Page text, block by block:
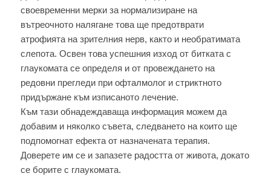
своевременни мерки за нормализиране на
вътреочното налягане това ще предотврати
атрофията на зрителния нерв, както и необратимата
слепота. Освен това успешния изход от битката с
глаукомата се определя и от провеждането на
редовни прегледи при офталмолог и стриктното
придържане към изписаното лечение.
Към тази обнадеждаваща информация можем да
добавим и няколко съвета, следването на които ще
подпомогнат ефекта от назначената терапия.
Доверете им се и запазете радостта от живота, докато
се борите с глаукомата.